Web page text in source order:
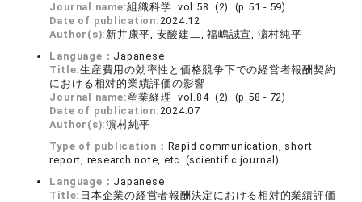
Journal name:組織科学 vol.58 (2) (p.51 - 59)
Date of publication:2024.12
Author(s): 新井康平, 安酸建二, 福嶋誠宣, 濵村純平
Language： Japanese
Title:生産費用の効率性と価格競争下での経営者報酬契約
における相対的業績評価の影響
Journal name:産業経理 vol.84 (2) (p.58 - 72)
Date of publication:2024.07
Author(s):濵村純平
Type of publication： Rapid communication, short
report, research note, etc. (scientific journal)
Language： Japanese
Title: 日本企業の経営者報酬決定における相対的業績評価